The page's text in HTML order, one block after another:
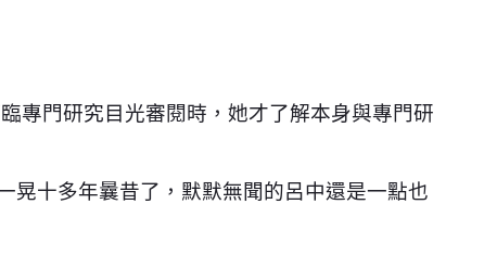
專門研究目光審閱時，她才了解本身與專門研
晃十多年曩昔了，默默無聞的呂中還是一點也